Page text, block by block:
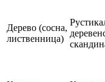
Дерево (сосна,
лиственница)